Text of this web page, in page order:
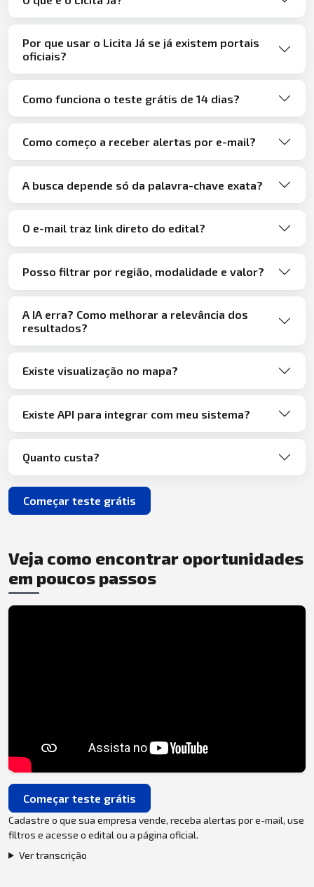
Por que usar o Licita Já se já existem portais
oficiais?
Como funciona o teste grátis de 14 dias?
Como começo a receber alertas por e-mail?
A busca depende só da palavra-chave exata?
O e-mail traz link direto do edital?
Posso filtrar por região, modalidade e valor?
A IA erra? Como melhorar a relevância dos
resultados?
Existe visualização no mapa?
Existe API para integrar com meu sistema?
Quanto custa?
Começar teste grátis
Veja como encontrar oportunidades
em poucos passos
Começar teste grátis
Cadastre o que sua empresa vende, receba alertas por e-mail, use
filtros e acesse o edital ou a página oficial.
Ver transcrição